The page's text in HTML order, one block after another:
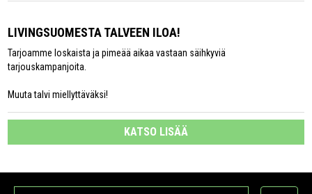
LIVINGSUOMESTA TALVEEN ILOA!
Tarjoamme loskaista ja pimeää aikaa vastaan säihkyviä
tarjouskampanjoita.
Muuta talvi miellyttäväksi!
KATSO LISÄÄ